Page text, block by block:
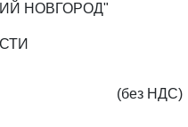
НОВГОРОД"
(без НДС)